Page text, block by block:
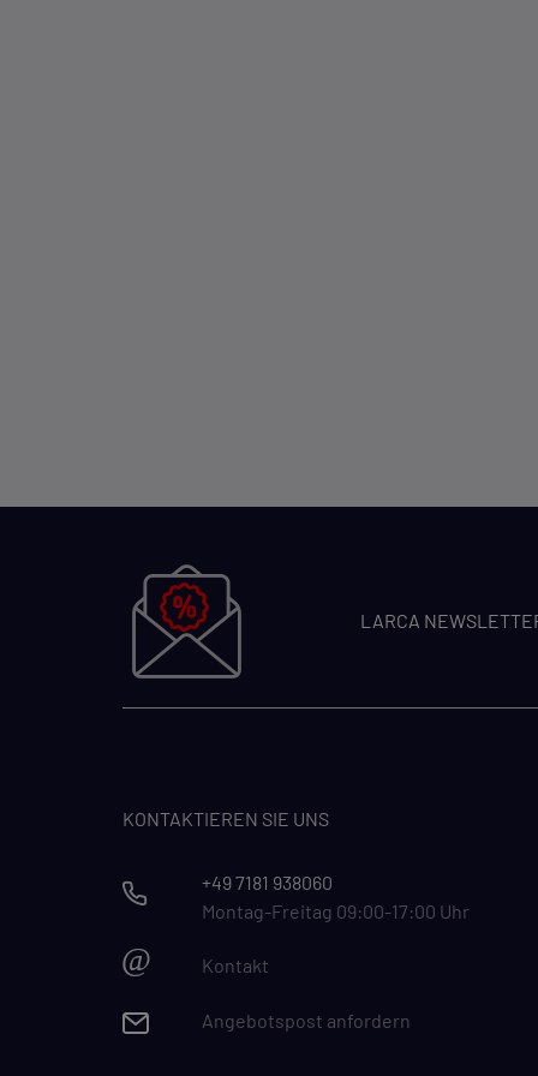
LARCA
KONTAKTIEREN SIE UNS
+49 7181 938060
Montag-Freitag 09:00-17:00 Uhr
@ Kontakt
Angebotspost anfordern